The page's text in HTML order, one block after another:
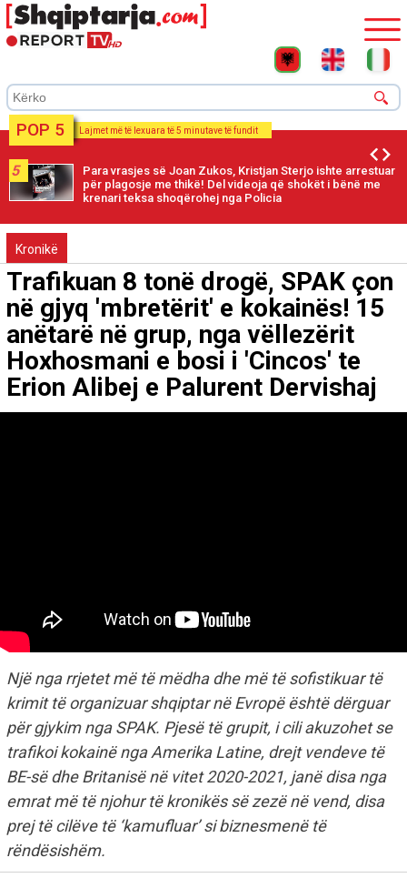
POP 5 Lajmet më të lexuara të 5 minutave të fundit
5
Para vrasjes së Joan Zukos, Kristjan Sterjo ishte arrestuar
për plagosje me thikë! Del videoja që shokët i bënë me
krenari teksa shoqërohej nga Policia
Kronikë
Trafikuan 8 tonë drogë, SPAK çon
në gjyq 'mbretërit' e kokainës! 15
anëtarë në grup, nga vëllezërit
Hoxhosmani e bosi i 'Cincos' te
Erion Alibej e Palurent Dervishaj
Një nga rrjetet më të mëdha dhe më të sofistikuar të
krimit të organizuar shqiptar në Evropë është dërguar
për gjykim nga SPAK. Pjesë të grupit, i cili akuzohet se
trafikoi kokainë nga Amerika Latine, drejt vendeve të
BE-së dhe Britanisë në vitet 2020-2021, janë disa nga
emrat më të njohur të kronikës së zezë në vend, disa
prej të cilëve të ‘kamufluar’ si biznesmenë të
rëndësishëm.